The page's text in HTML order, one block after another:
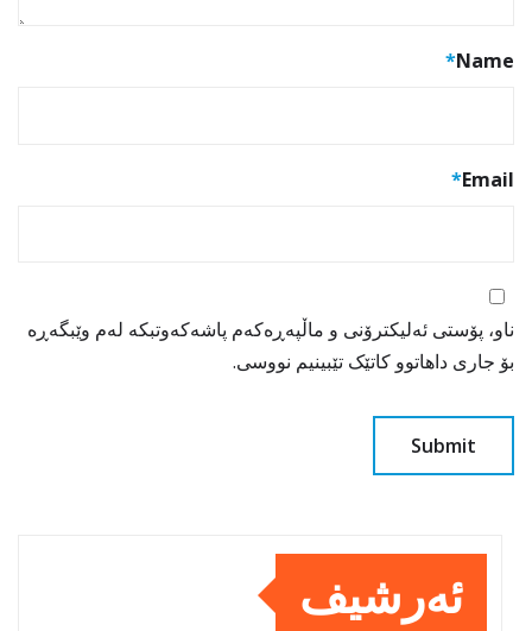
Name
*
Email
*
ناو، پۆستی ئەلیکترۆنی و ماڵپەڕەکەم پاشەکەوتبکە لەم وێبگەڕە
بۆ جاری داهاتوو کاتێک تێبینیم نووسی.
ئەرشیف